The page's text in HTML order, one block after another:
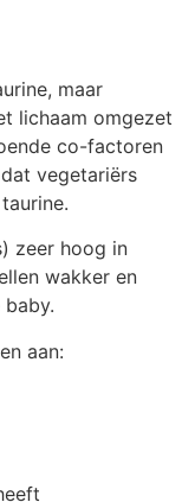
maar
lichaam omgezet
co-factoren
vegetariërs
zeer hoog in
wakker en
aan: